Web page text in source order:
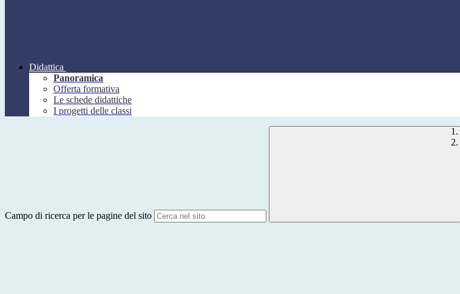
Didattica
Panoramica
Offerta formativa
Le schede didattiche
I progetti delle classi
Campo di ricerca per le pagine del sito